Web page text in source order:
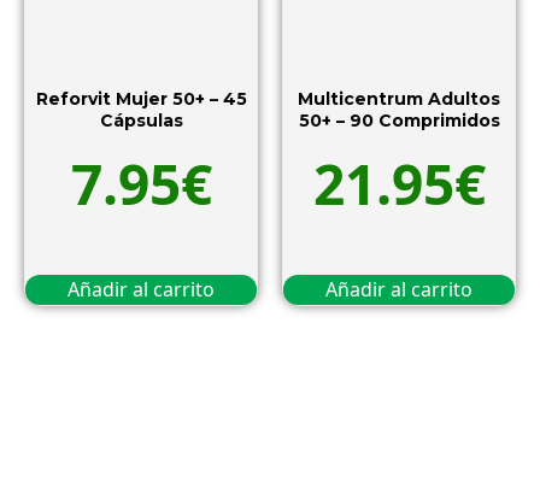
Reforvit Mujer 50+ – 45
Cápsulas
7.95€
Añadir al carrito
Multicentrum Adultos
50+ – 90 Comprimidos
21.95€
Añadir al carrito